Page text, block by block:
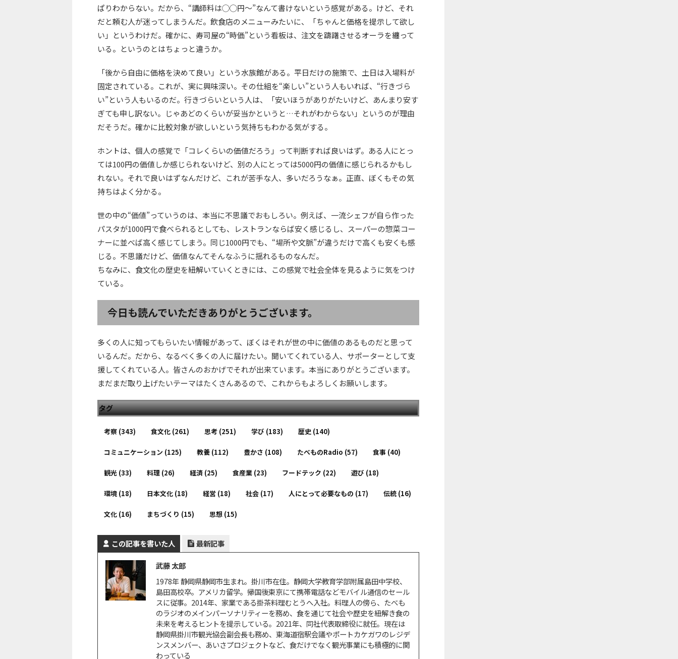
ぱりわからない。だから、“講師料は◯◯円〜”なんて書けないという感覚がある。けど、それ
だと頼む人が迷ってしまうんだ。飲食店のメニューみたいに、「ちゃんと価格を提示して欲し
い」というわけだ。確かに、寿司屋の“時価”という看板は、注文を躊躇させるオーラを纏って
いる。というのとはちょっと違うか。
「後から自由に価格を決めて良い」という水族館がある。平日だけの施策で、土日は入場料が
固定されている。これが、実に興味深い。その仕組を“楽しい”という人もいれば、“行きづら
い”という人もいるのだ。行きづらいという人は、「安いほうがありがたいけど、あんまり安す
ぎても申し訳ない。じゃあどのくらいが妥当かというと…それがわからない」というのが理由
だそうだ。確かに比較対象が欲しいという気持ちもわかる気がする。
ホントは、個人の感覚で「コレくらいの価値だろう」って判断すれば良いはず。ある人にとっ
ては100円の価値しか感じられないけど、別の人にとっては5000円の価値に感じられるかもし
れない。それで良いはずなんだけど、これが苦手な人、多いだろうなぁ。正直、ぼくもその気
持ちはよく分かる。
世の中の“価値”っていうのは、本当に不思議でおもしろい。例えば、一流シェフが自ら作った
パスタが1000円で食べられるとしても、レストランならば安く感じるし、スーパーの惣菜コー
ナーに並べば高く感じてしまう。同じ1000円でも、“場所や文脈”が違うだけで高くも安くも感
じる。不思議だけど、価値なんてそんなふうに揺れるものなんだ。
ちなみに、食文化の歴史を紐解いていくときには、この感覚で社会全体を見るように気をつけ
ている。
今日も読んでいただきありがとうございます。
多くの人に知ってもらいたい情報があって、ぼくはそれが世の中に価値のあるものだと思って
いるんだ。だから、なるべく多くの人に届けたい。聞いてくれている人、サポーターとして支
援してくれている人。皆さんのおかげでそれが出来ています。本当にありがとうございます。
まだまだ取り上げたいテーマはたくさんあるので、これからもよろしくお願いします。
タグ
考察 (343) 食文化 (261) 思考 (251) 学び (183) 歴史 (140)
コミュニケーション (125) 教養 (112) 豊かさ (108) たべものRadio (57) 食事 (40)
観光 (33) 料理 (26) 経済 (25) 食産業 (23) フードテック (22) 遊び (18)
環境(18) 日本文化 (18) 経営 (18) 社会 (17) 人にとって必要なもの (17) 伝統 (16)
文化 (16) まちづくり (15) 思想 (15)
この記事を書いた人 最新記事
武藤 太郎
1978年 静岡県静岡市生まれ。掛川市在住。静岡大学教育学部附属島田中学校、
島田高校卒。アメリカ留学。帰国後東京にて携帯電話などモバイル通信のセール
スに従事。2014年、家業である掛茶料理むとうへ入社。料理人の傍ら、たべも
のラジオのメインパーソナリティーを務め、食を通じて社会や歴史を紐解き食の
未来を考えるヒントを提示している。2021年、同社代表取締役に就任。現在は
静岡県掛川市観光協会副会長も務め、東海道宿駅会議やポートカケガワのレジデ
ンスメンバー、あいさプロジェクトなど、食だけでなく観光事業にも積極的に関
わっている